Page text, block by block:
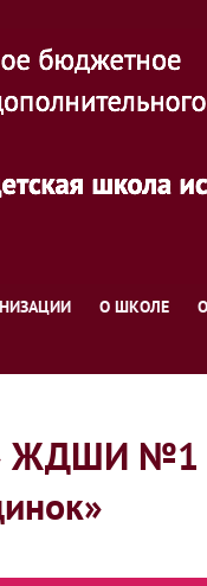
О ШКОЛЕ
№1